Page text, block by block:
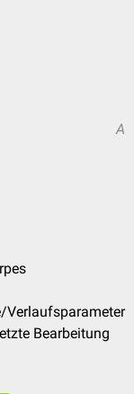
A
Bearbeitung